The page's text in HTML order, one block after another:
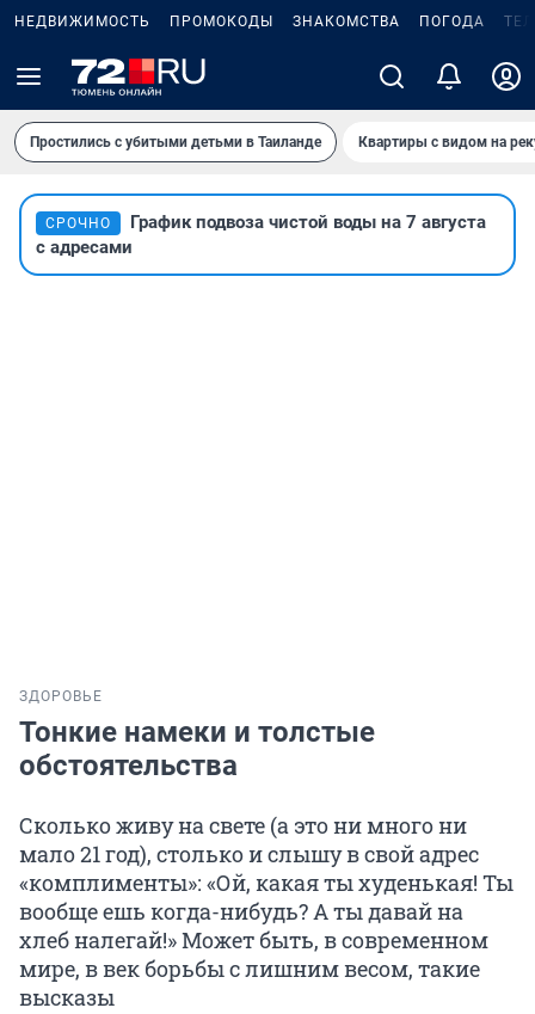
НЕДВИЖИМОСТЬ ПРОМОКОДЫ ЗНАКОМСТВА ПОГОДА
Простились с убитыми детьми в Таиланде Квартиры с видом на
СРОЧНО
График подвоза чистой воды на 7 августа
с адресами
ЗДОРОВЬЕ
Тонкие намеки и толстые
обстоятельства
Сколько живу на свете (а это ни много ни
мало 21 год), столько и слышу в свой адрес
«комплименты»: «Ой, какая ты худенькая! Ты
вообще ешь когда-нибудь? А ты давай на
хлеб налегай!» Может быть, в современном
мире, в век борьбы с лишним весом, такие
высказы